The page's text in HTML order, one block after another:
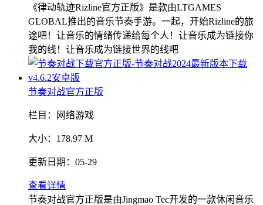
《律动轨迹Rizline官方正版》是款由LTGAMES
GLOBAL推出的音乐节奏手游。一起，开始Rizline的旅
途吧！让音乐的情绪传递给每个人！让音乐成为链接你
我的线！让音乐成为链接世界的线吧
节奏对战官方正版
栏目： 网络游戏
大小： 178.97 M
更新日期： 05-29
查看详情
节奏对战官方正版是由Jingmao Tec开发的一款休闲音乐